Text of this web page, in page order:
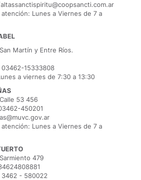
Lunes a Viernes de 7 a
Martín y Entre Ríos.
15333808
a viernes de 7:30 a 13:30
53 456
450201
Lunes a Viernes de 7 a
479
3462 - 580022